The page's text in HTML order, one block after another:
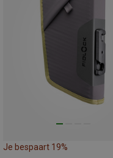
Je bespaart 19%